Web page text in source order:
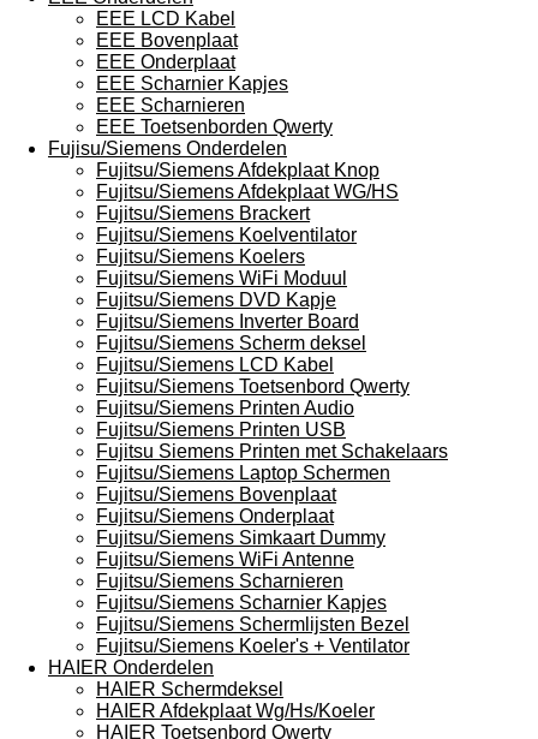
EEE LCD Kabel
EEE Bovenplaat
EEE Onderplaat
EEE Scharnier Kapjes
EEE Scharnieren
EEE Toetsenborden Qwerty
Fujisu/Siemens Onderdelen
Fujitsu/Siemens Afdekplaat Knop
Fujitsu/Siemens Afdekplaat WG/HS
Fujitsu/Siemens Brackert
Fujitsu/Siemens Koelventilator
Fujitsu/Siemens Koelers
Fujitsu/Siemens WiFi Moduul
Fujitsu/Siemens DVD Kapje
Fujitsu/Siemens Inverter Board
Fujitsu/Siemens Scherm deksel
Fujitsu/Siemens LCD Kabel
Fujitsu/Siemens Toetsenbord Qwerty
Fujitsu/Siemens Printen Audio
Fujitsu/Siemens Printen USB
Fujitsu Siemens Printen met Schakelaars
Fujitsu/Siemens Laptop Schermen
Fujitsu/Siemens Bovenplaat
Fujitsu/Siemens Onderplaat
Fujitsu/Siemens Simkaart Dummy
Fujitsu/Siemens WiFi Antenne
Fujitsu/Siemens Scharnieren
Fujitsu/Siemens Scharnier Kapjes
Fujitsu/Siemens Schermlijsten Bezel
Fujitsu/Siemens Koeler's + Ventilator
HAIER Onderdelen
HAIER Schermdeksel
HAIER Afdekplaat Wg/Hs/Koeler
HAIER Toetsenbord Qwerty